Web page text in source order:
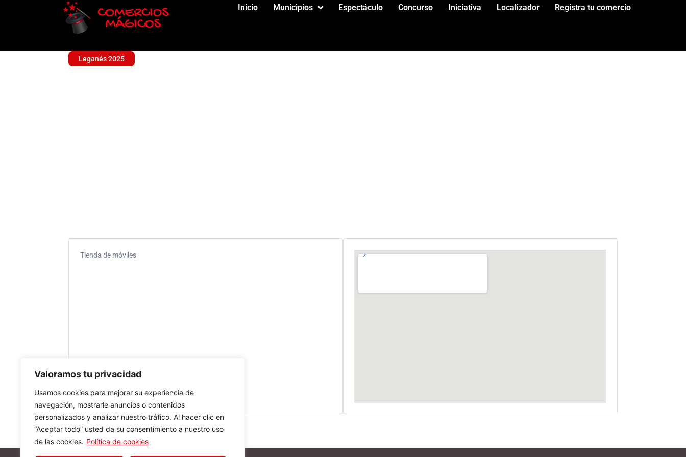
Valoramos tu privacidad
Usamos cookies para mejorar su experiencia de
navegación, mostrarle anuncios o contenidos
personalizados y analizar nuestro tráfico. Al hacer clic en
“Aceptar todo” usted da su consentimiento a nuestro uso
de las cookies. Política de cookies
Inicio Municipios Espectáculo Concurso Iniciativa Localizador Registra tu comercio
Leganés 2025
Tienda de móviles